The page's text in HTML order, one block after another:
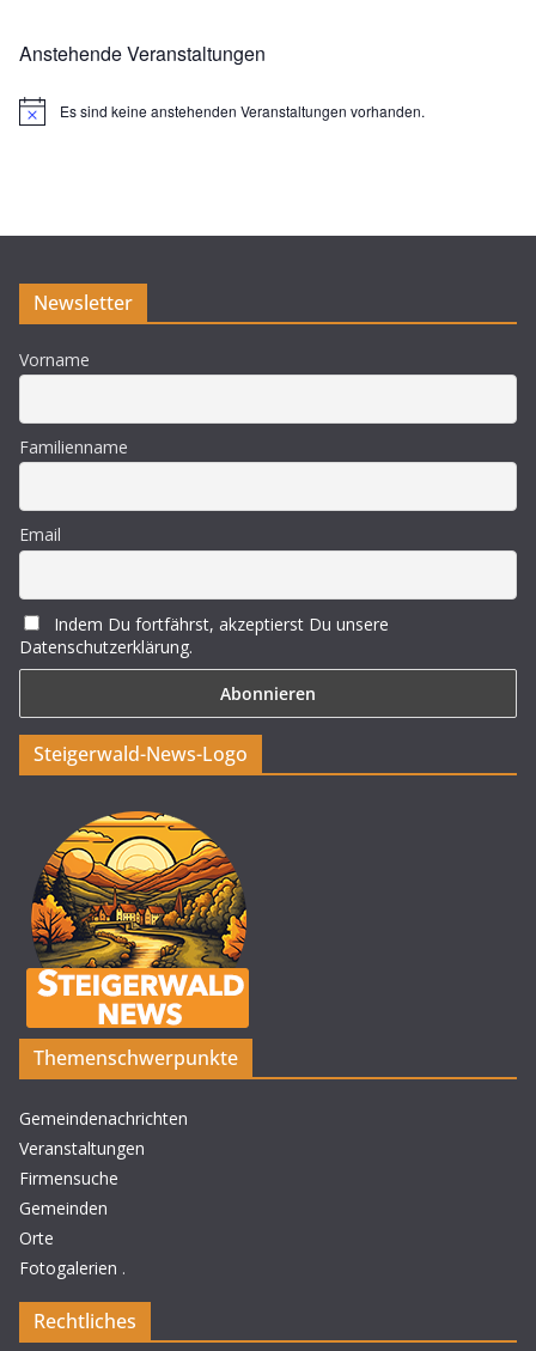
Anstehende Veranstaltungen
H
s
Es sind keine anstehenden Veranstaltungen vorhanden.
Newsletter
Vorname
Familienname
Email
Indem Du fortfährst, akzeptierst Du unsere
Datenschutzerklärung.
Steigerwald-News-Logo
Themenschwerpunkte
Gemeindenachrichten
Veranstaltungen
Firmensuche
Gemeinden
Orte
Fotogalerien .
Rechtliches